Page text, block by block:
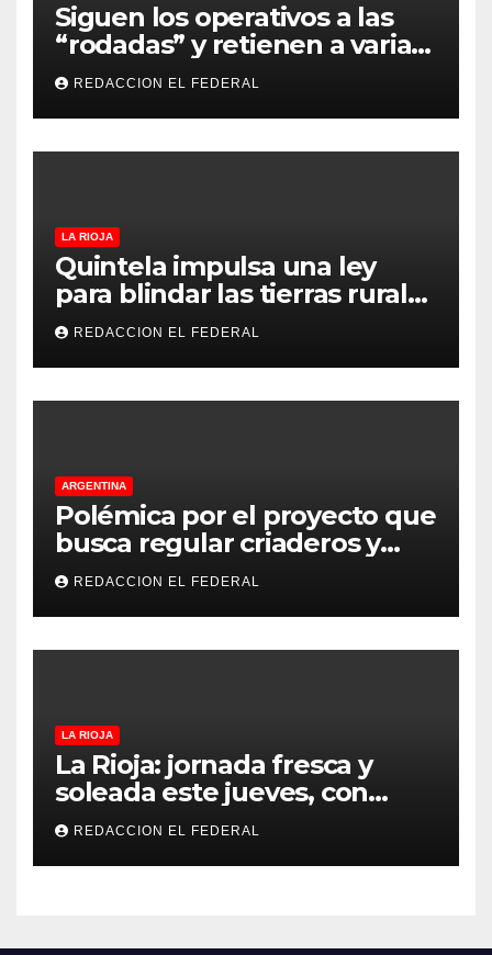
Siguen los operativos a las
“rodadas” y retienen a varias
motocicletas
REDACCION EL FEDERAL
LA RIOJA
Quintela impulsa una ley
para blindar las tierras rurales
de La Rioja: cuáles son los
principales puntos
REDACCION EL FEDERAL
ARGENTINA
Polémica por el proyecto que
busca regular criaderos y
refugios de perros y gatos:
denuncian excesos, mientras
proteccionistas reclaman
controles más duros
REDACCION EL FEDERAL
LA RIOJA
La Rioja: jornada fresca y
soleada este jueves, con
temperaturas estables para
el viernes
REDACCION EL FEDERAL